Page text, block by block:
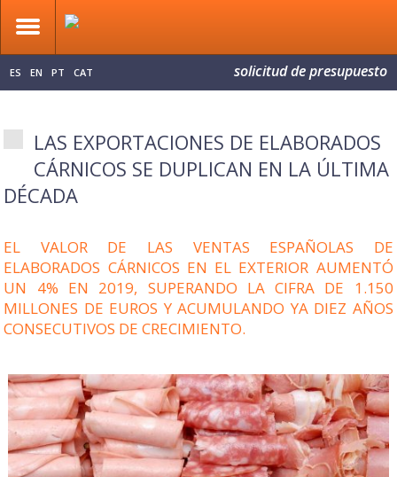
solicitud de presupuesto
ES EN PT CAT
LAS EXPORTACIONES DE ELABORADOS
CÁRNICOS SE DUPLICAN EN LA ÚLTIMA
DÉCADA
EL VALOR DE LAS VENTAS ESPAÑOLAS DE
ELABORADOS CÁRNICOS EN EL EXTERIOR AUMENTÓ
UN 4% EN 2019, SUPERANDO LA CIFRA DE 1.150
MILLONES DE EUROS Y ACUMULANDO YA DIEZ AÑOS
CONSECUTIVOS DE CRECIMIENTO.